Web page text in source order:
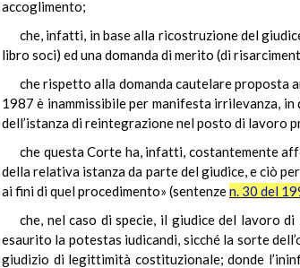
accoglimento;
che, infatti, in base alla ricostruzione del
libro soci) ed una domanda di merito (di
che rispetto alla domanda cautelare proposta
1987 è inammissibile per manifesta irrilevanza,
dell’istanza di reintegrazione nel posto di lavoro
che questa Corte ha, infatti, costantemente
della relativa istanza da parte del giudice, e ciò
ai fini di quel procedimento» (sentenzen. 30 del
che, nel caso di specie, il giudice del lavoro
esaurito la potestas iudicandi, sicché la sorte
giudizio di legittimità costituzionale; donde